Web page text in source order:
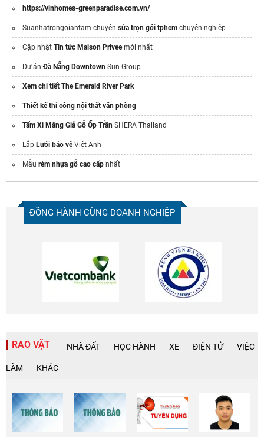
https://vinhomes-greenparadise.com.vn/
Suanhatrongoiantam chuyên sửa trọn gói tphcm chuyên nghiệp
Cập nhật Tin tức Maison Priveemới nhất
Dự ánĐà Nẵng Downtown Sun Group
Xem chi tiết The Emerald River Park
Thiết kế thi công nội thất văn phòng
Tấm Xi Măng Giả Gỗ Ốp Trần SHERA Thailand
Lắp Lưới bảo vệViệt Anh
Mẫu rèm nhựa gỗ cao cấp nhất
ĐỒNG HÀNH CÙNG DOANH NGHIỆP
RAO VẶT NHÀ ĐẤT HỌC HÀNH XE ĐIỆN TỬ VIỆC
LÀM KHÁC